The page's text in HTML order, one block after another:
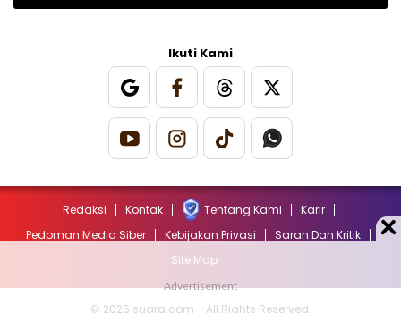
Ikuti Kami
Redaksi Kontak Tentang Kami
Karir
Pedoman Media Siber
Kebijakan Privasi
Saran Dan Kritik
Site Map
© 2026 suara.com - All Rights Reserved.